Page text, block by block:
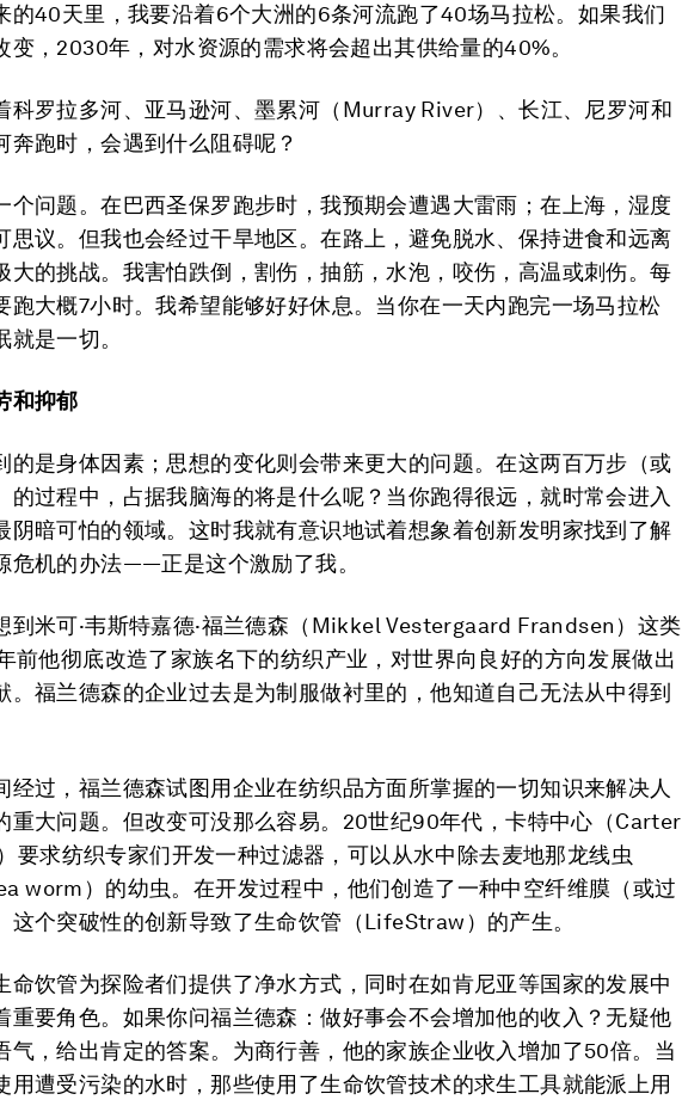
的40天里，我要沿着6个大洲的6条河流跑了40场马拉松。如果我们
变，2030年，对水资源的需求将会超出其供给量的40%。
科罗拉多河、亚马逊河、墨累河（Murray River）、长江、尼罗河和
奔跑时，会遇到什么阻碍呢？
个问题。在巴西圣保罗跑步时，我预期会遭遇大雷雨；在上海，湿度
思议。但我也会经过干旱地区。在路上，避免脱水、保持进食和远离
大的挑战。我害怕跌倒，割伤，抽筋，水泡，咬伤，高温或刺伤。每
跑大概7小时。我希望能够好好休息。当你在一天内跑完一场马拉松
就是一切。
和抑郁
的是身体因素；思想的变化则会带来更大的问题。在这两百万步（或
的过程中，占据我脑海的将是什么呢？当你跑得很远，就时常会进入
阴暗可怕的领域。这时我就有意识地试着想象着创新发明家找到了解
危机的办法——正是这个激励了我。
到米可·韦斯特嘉德·福兰德森（Mikkel Vestergaard Frandsen）这类
前他彻底改造了家族名下的纺织产业，对世界向良好的方向发展做出
。福兰德森的企业过去是为制服做衬里的，他知道自己无法从中得到
经过，福兰德森试图用企业在纺织品方面所掌握的一切知识来解决人
重大问题。但改变可没那么容易。20世纪90年代，卡特中心（Carter
要求纺织专家们开发一种过滤器，可以从水中除去麦地那龙线虫
worm）的幼虫。在开发过程中，他们创造了一种中空纤维膜（或过
这个突破性的创新导致了生命饮管（LifeStraw）的产生。
命饮管为探险者们提供了净水方式，同时在如肯尼亚等国家的发展中
重要角色。如果你问福兰德森：做好事会不会增加他的收入？无疑他
气，给出肯定的答案。为商行善，他的家族企业收入增加了50倍。当
用遭受污染的水时，那些使用了生命饮管技术的求生工具就能派上用